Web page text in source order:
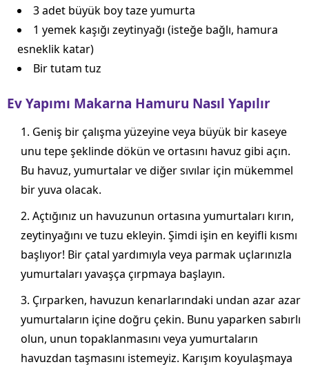
3 adet büyük boy taze yumurta
1 yemek kaşığı zeytinyağı (isteğe bağlı, hamura
esneklik katar)
Bir tutam tuz
Ev Yapımı Makarna Hamuru Nasıl Yapılır
Geniş bir çalışma yüzeyine veya büyük bir kaseye
unu tepe şeklinde dökün ve ortasını havuz gibi açın.
Bu havuz, yumurtalar ve diğer sıvılar için mükemmel
bir yuva olacak.
Açtığınız un havuzunun ortasına yumurtaları kırın,
zeytinyağını ve tuzu ekleyin. Şimdi işin en keyifli kısmı
başlıyor! Bir çatal yardımıyla veya parmak uçlarınızla
yumurtaları yavaşça çırpmaya başlayın.
Çırparken, havuzun kenarlarındaki undan azar azar
yumurtaların içine doğru çekin. Bunu yaparken sabırlı
olun, unun topaklanmasını veya yumurtaların
havuzdan taşmasını istemeyiz. Karışım koyulaşmaya